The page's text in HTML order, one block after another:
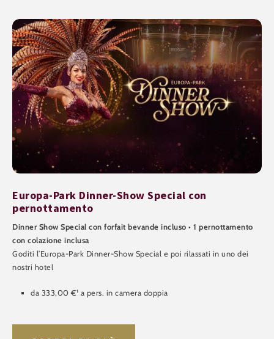
Europa-Park Dinner-Show Special con
pernottamento
Dinner Show Special con forfait bevande incluso • 1 pernottamento
con colazione inclusa
Goditi l’Europa-Park Dinner-Show Special e poi rilassati in uno dei
nostri hotel
da 333,00 €¹ a pers. in camera doppia